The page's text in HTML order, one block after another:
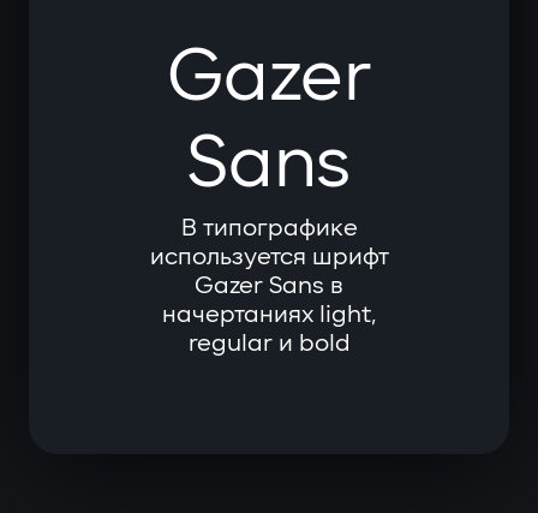
Gazer
Sans
В типографике
используется шрифт
Gazer Sans в
начертаниях light,
regular и bold